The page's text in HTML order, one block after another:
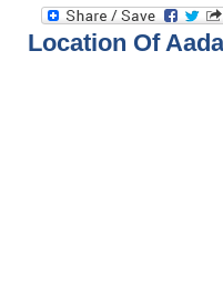
Location Of